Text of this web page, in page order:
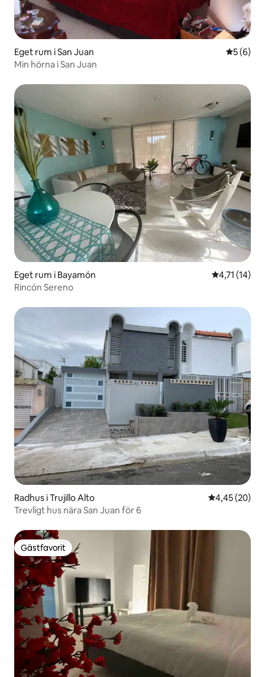
Eget rum i San Juan 5 av 5 i
5 (6)
Min hörna i San Juan
Eget rum i Bayamón 4,71 av 5 i
4,71 (14)
Rincón Sereno
Radhus i Trujillo Alto 4,45 av 5 i
4,45 (20)
Trevligt hus nära San Juan för 6
Gästfavorit
Gästfavorit